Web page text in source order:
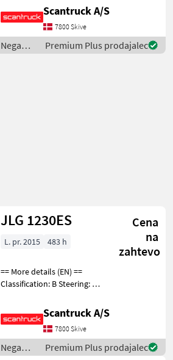
360 Tilt jib (degrees): 180
Platform height: 41150 mm
Outlay: 24380 mm 230V to
the
Scantruck A/S
7800 Skive
Nega
dreves /
Premium Plus prodajalec
JLG 1230ES
Cena
na
zahtevo
L. pr. 2015 483 h
== More details (EN) ==
Classification: B Steering: 2
type: Afsmitningsfrie hjul,
str. 100 x 323 Wheel rear
type: Afsmitningsfrie hjul,
Scantruck A/S
7800 Skive
Nega
Premium Plus prodajalec